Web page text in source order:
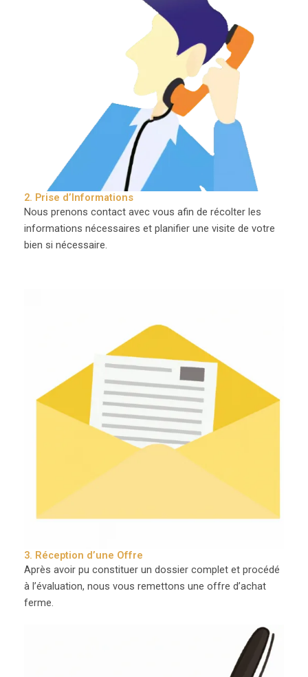
3. Réception d’une Offre
Après avoir pu constituer un dossier complet et procédé
à l’évaluation, nous vous remettons une offre d’achat
ferme.
2. Prise d’Informations
Nous prenons contact avec vous afin de récolter les
informations nécessaires et planifier une visite de votre
bien si nécessaire.